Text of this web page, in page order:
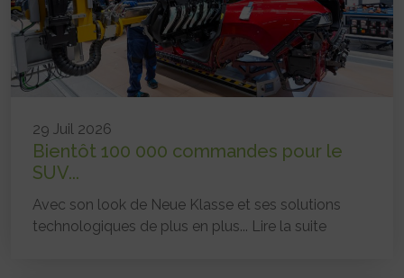
29 Juil 2026
Bientôt 100 000 commandes pour le
SUV...
Avec son look de Neue Klasse et ses solutions
technologiques de plus en plus... Lire la suite